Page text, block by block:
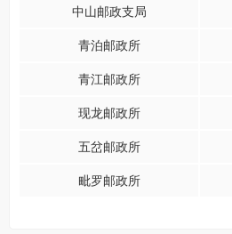
中山邮政支局
青泊邮政所
青江邮政所
现龙邮政所
五岔邮政所
毗罗邮政所